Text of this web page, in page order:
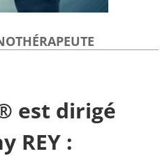
est dirigé
REY :